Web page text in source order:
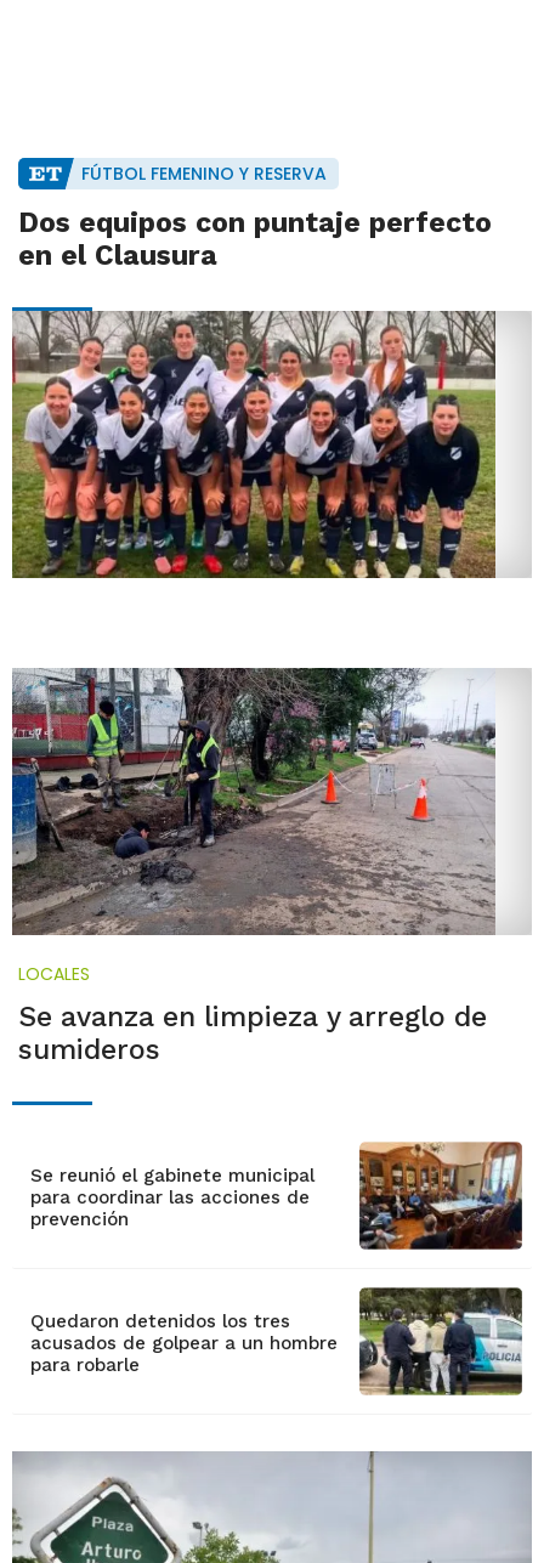
FÚTBOL FEMENINO Y RESERVA
Dos equipos con puntaje perfecto
en el Clausura
LOCALES
Se avanza en limpieza y arreglo de
sumideros
Se reunió el gabinete municipal
para coordinar las acciones de
prevención
Quedaron detenidos los tres
acusados de golpear a un hombre
para robarle